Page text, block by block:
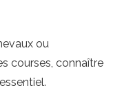
ou
courses, connaître